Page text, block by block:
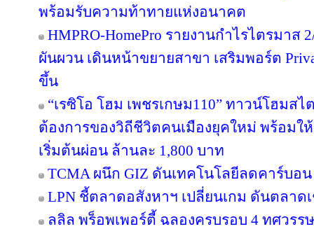
พร้อมรับความท้าทายแห่งอนาคต
HMPRO-HomePro รายงานกำไรไตรมาส
ผันผวน เดินหน้าขยายสาขา เสริมพอร์ต
ขึ้น
“เรซิโอ โฮม เพชรเกษม110” ทาวน์โฮมส
ต้องการของวิถีชีวิตคนเมืองยุคใหม่ พร้อมให้
เริ่มต้นผ่อน ล้านละ 1,800 บาท
TCMA ผนึก GIZ ดันเทคโนโลยีลดคาร์บอน
LPN ชี้ตลาดอสังหาฯ เปลี่ยนเกม ดันตลา
ลลิล พร็อพเพอร์ตี้ ฉลองครบรอบ 4 ทศวรร